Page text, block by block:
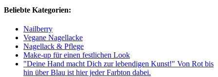
Beliebte Kategorien:
Nailberry
Vegane Nagellacke
Nagellack & Pflege
Make-up für einen festlichen Look
"Deine Hand macht Dich zur lebendigen Kunst!" Von Rot bis
hin über Blau ist hier jeder Farbton dabei.